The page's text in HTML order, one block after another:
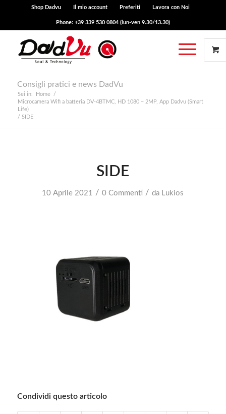
Shop Dadvu Il mio account Preferiti Lavora con Noi
Phone: +39 339 530 0804 (lun-ven 9.30/13.30)
Consigli pratici e news DadVu
Sei in: Home
/
Microcamera Wifi a batteria DV-4BTMC, HD 1080 – 2MP, App Dadvu (Smart
Life)
/ SIDE
SIDE
10 Aprile 2021 / 0 Commenti / da Lukios
Condividi questo articolo